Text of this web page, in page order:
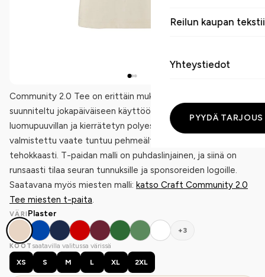
Reilun kaupan
Yhteystiedot
PYYDÄ TARJOUS
Community 2.0 Tee on erittäin mukava t-paita, joka on
suunniteltu jokapäiväiseen käyttöön. Pehmeästä
luomupuuvillan ja kierrätetyn polyesterin sekoituksesta
valmistettu vaate tuntuu pehmeältä ja siirtää kosteutta
tehokkaasti. T-paidan malli on puhdaslinjainen, ja siinä on
runsaasti tilaa seuran tunnuksille ja sponsoreiden logoille.
Saatavana myös miesten malli: katso Craft Community 2.0
Tee miesten t-paita.
VÄRI Plaster
+3
KOOT saatavilla valitussa värissä
XS
S M L XL 2XL